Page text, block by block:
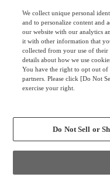
お問い合わせ・サ
ショールーム
販売店（パートナ
カタログについて
We collect unique personal
and to personalize content and
our website with our analytics
it with other information that
collected from your use of their
details about how we use
You have the right to opt out
partners. Please click [Do Not
exercise your right.
Do Not Sell or